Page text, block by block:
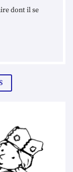
dont il se